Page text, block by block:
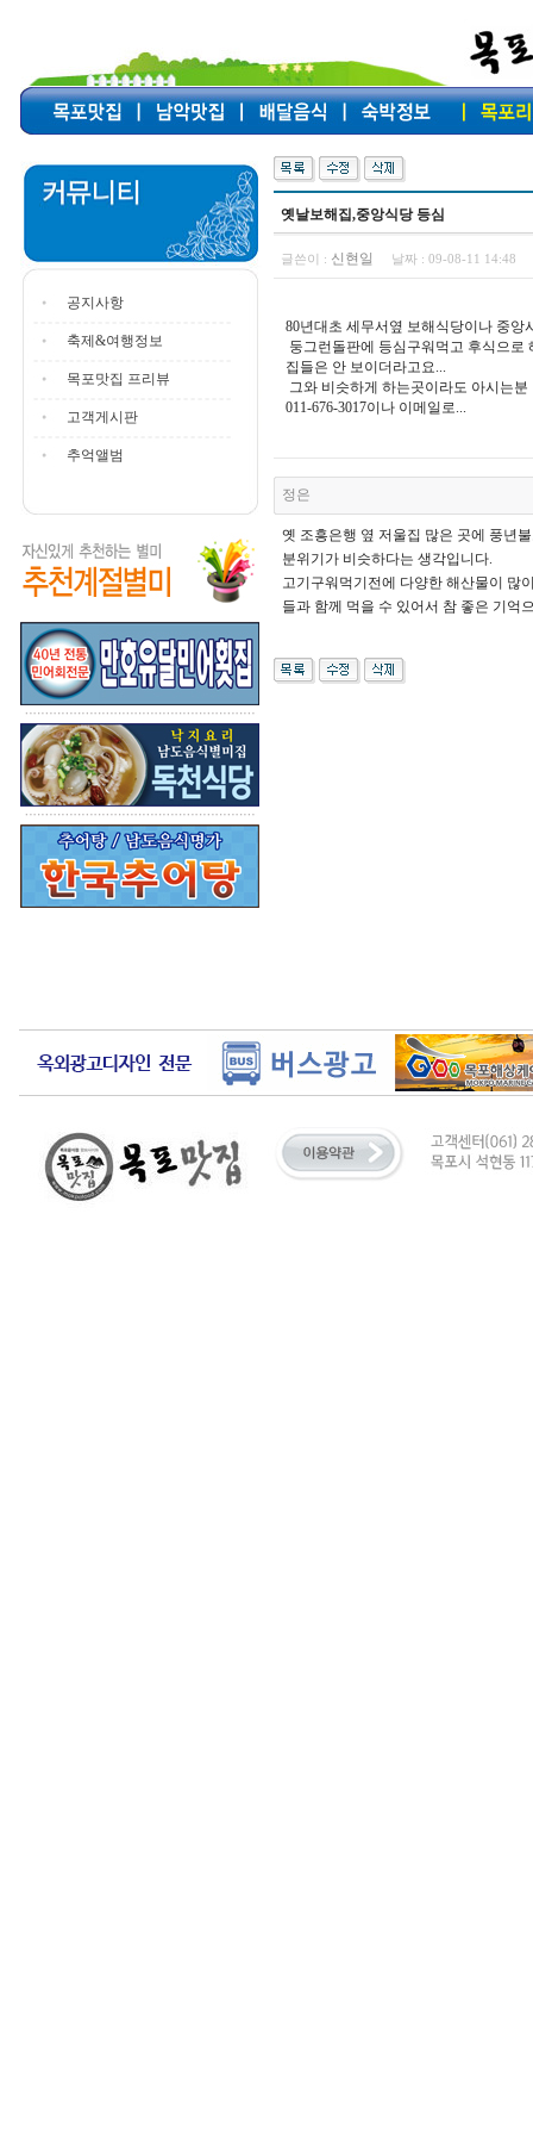
공지사항
축제&여행정보
목포맛집 프리뷰
고객게시판
추억앨범
옛날보해집,중앙식당 등심
글쓴이 : 신현일 날짜 : 09-08-11 14:48
80년대초 세무서옆 보해식당이나 중앙
둥그런돌판에 등심구워먹고 후식으로
집들은 안 보이더라고요...
그와 비슷하게 하는곳이라도 아시는분
011-676-3017이나 이메일로...
정은
옛 조흥은행 옆 저울집 많은 곳에 풍년
분위기가 비슷하다는 생각입니다.
고기구워먹기전에 다양한 해산물이 많
들과 함께 먹을 수 있어서 참 좋은 기억